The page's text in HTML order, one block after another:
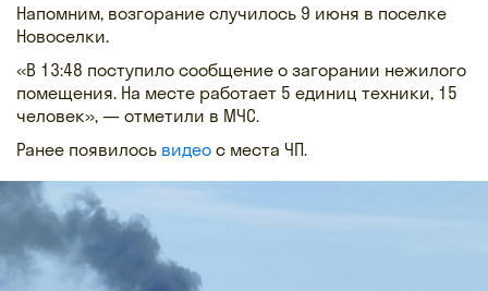
Напомним, возгорание случилось 9 июня в поселке
Новоселки.
«В 13:48 поступило сообщение о загорании нежилого
помещения. На месте работает 5 единиц техники, 15
человек», — отметили в МЧС.
Ранее появилось видео с места ЧП.